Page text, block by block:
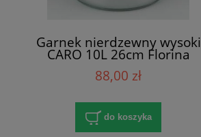
Garnek nierdzewny wysoki
CARO 10L 26cm Florina
88,00 zł
do koszyka